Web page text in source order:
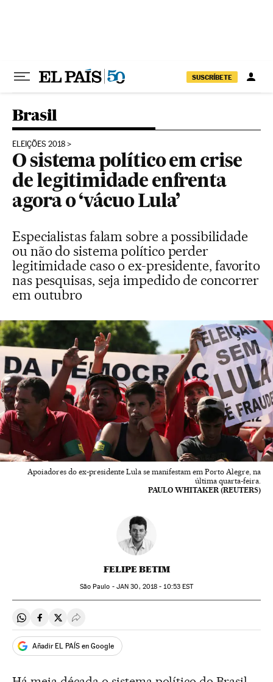
SUSCRÍBETE
Brasil
ELEIÇÕES 2018
O sistema político em crise
de legitimidade enfrenta
agora o ‘vácuo Lula’
Especialistas falam sobre a possibilidade
ou não do sistema político perder
legitimidade caso o ex-presidente, favorito
nas pesquisas, seja impedido de concorrer
em outubro
Apoiadores do ex-presidente Lula se manifestam em Porto Alegre, na
última quarta-feira.
PAULO WHITAKER (REUTERS)
FELIPE BETIM
São Paulo - JAN 30, 2018 - 10:53EST
Compartir en Whatsapp
Compartir en Facebook
Compartir en Twitter
Desplegar Redes Sociales
Añadir EL PAÍS en Google